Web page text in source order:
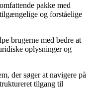
pakke med
og forståelige
brugerne med bedre at
oplysninger og
der søger at navigere på
tilgang til